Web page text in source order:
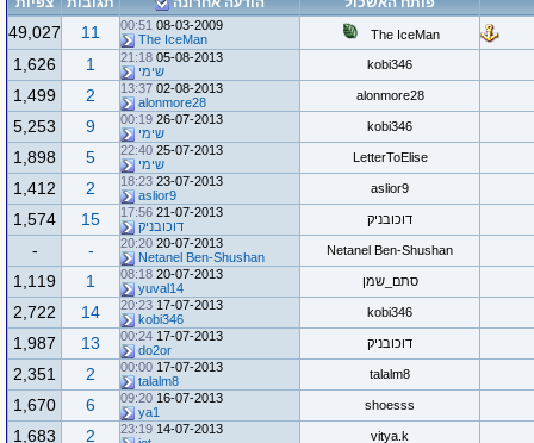
The IceMan
08-03-2009
00:51
The IceMan
11
49,027
kobi346
05-08-2013
21:18
שימי
1
1,626
alonmore28
02-08-2013
13:37
alonmore28
2
1,499
kobi346
26-07-2013
00:19
שימי
9
5,253
LetterToElise
25-07-2013
22:40
שימי
5
1,898
aslior9
23-07-2013
18:23
aslior9
2
1,412
דוכובניק 21-07-2013
17:56
דוכובניק
15
1,574
Netanel Ben-Shushan
20-07-2013
20:20
Netanel Ben-Shushan
-
-
סתם_שמן 20-07-2013
08:18
yuval14
1
1,119
kobi346
17-07-2013
20:23
kobi346
14
2,722
דוכובניק 17-07-2013
00:24
do2or
13
1,987
talalm8
17-07-2013
00:00
talalm8
2
2,351
shoesss
16-07-2013
09:20
ya1
6
1,670
vitya.k
14-07-2013
23:19
2
1,683